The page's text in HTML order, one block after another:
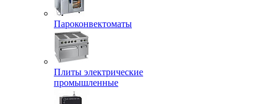
Пароконвектоматы
Плиты электрические
промышленные